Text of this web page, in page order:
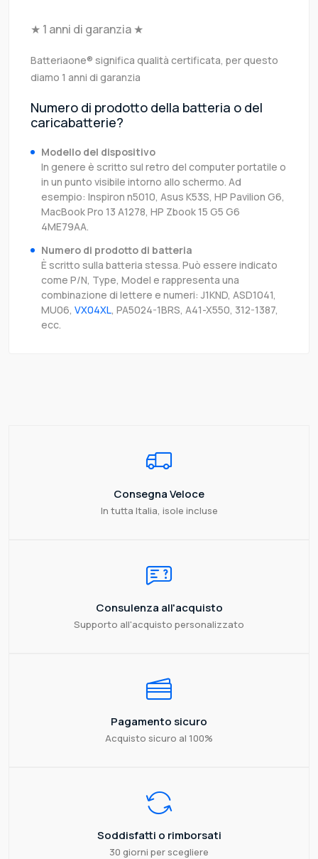
★ 1 anni di garanzia ★
Batteriaone® significa qualità certificata, per questo
diamo 1 anni di garanzia
Numero di prodotto della batteria o del
caricabatterie?
Modello del dispositivo
In genere è scritto sul retro del computer portatile o
in un punto visibile intorno allo schermo. Ad
esempio: Inspiron n5010, Asus K53S, HP Pavilion G6,
MacBook Pro 13 A1278, HP Zbook 15 G5 G6
4ME79AA.
Numero di prodotto di batteria
È scritto sulla batteria stessa. Può essere indicato
come P/N, Type, Model e rappresenta una
combinazione di lettere e numeri: J1KND, ASD1041,
MU06, VX04XL, PA5024-1BRS, A41-X550, 312-1387,
ecc.
Consegna Veloce
In tutta Italia, isole incluse
Consulenza all'acquisto
Supporto all'acquisto personalizzato
Pagamento sicuro
Acquisto sicuro al 100%
Soddisfatti o rimborsati
30 giorni per scegliere